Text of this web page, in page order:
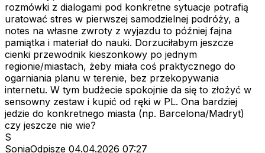
rozmówki z dialogami pod konkretne sytuacje potrafią
uratować stres w pierwszej samodzielnej podróży, a
notes na własne zwroty z wyjazdu to później fajna
pamiątka i materiał do nauki. Dorzuciłabym jeszcze
cienki przewodnik kieszonkowy po jednym
regionie/miastach, żeby miała coś praktycznego do
ogarniania planu w terenie, bez przekopywania
internetu. W tym budżecie spokojnie da się to złożyć w
sensowny zestaw i kupić od ręki w PL. Ona bardziej
jedzie do konkretnego miasta (np. Barcelona/Madryt)
czy jeszcze nie wie?
S
SoniaOdpisze 04.04.2026 07:27